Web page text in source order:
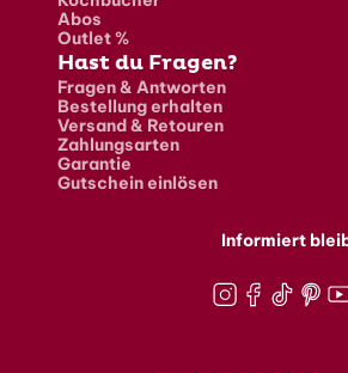
Abos
Outlet %
Hast du Fragen?
Fragen & Antworten
Bestellung erhalten
Versand & Retouren
Zahlungsarten
Garantie
Gutschein einlösen
Informiert